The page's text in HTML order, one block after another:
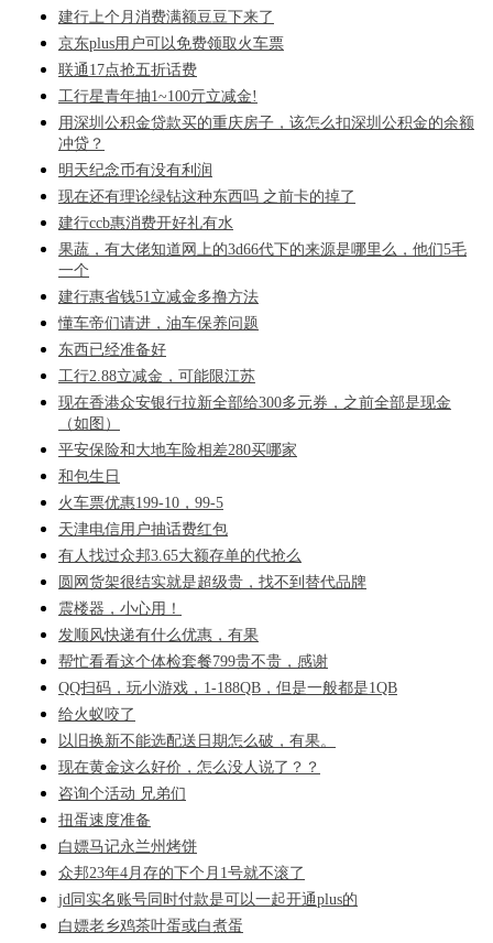
建行上个月消费满额豆豆下来了
京东plus用户可以免费领取火车票
联通17点抢五折话费
工行星青年抽1~100亓立减金!
用深圳公积金贷款买的重庆房子，该怎么扣深圳公积金的余额
冲贷？
明天纪念币有没有利润
现在还有理论绿钻这种东西吗 之前卡的掉了
建行ccb惠消费开好礼有水
果蔬，有大佬知道网上的3d66代下的来源是哪里么，他们5毛
一个
建行惠省钱51立减金多撸方法
懂车帝们请进，油车保养问题
东西已经准备好
工行2.88立减金，可能限江苏
现在香港众安银行拉新全部给300多元券，之前全部是现金
（如图）
平安保险和大地车险相差280买哪家
和包生日
火车票优惠199-10，99-5
天津电信用户抽话费红包
有人找过众邦3.65大额存单的代抢么
圆网货架很结实就是超级贵，找不到替代品牌
震楼器，小心用！
发顺风快递有什么优惠，有果
帮忙看看这个体检套餐799贵不贵，感谢
QQ扫码，玩小游戏，1-188QB，但是一般都是1QB
给火蚁咬了
以旧换新不能选配送日期怎么破，有果。
现在黄金这么好价，怎么没人说了？？
咨询个活动 兄弟们
扭蛋速度准备
白嫖马记永兰州烤饼
众邦23年4月存的下个月1号就不滚了
jd同实名账号同时付款是可以一起开通plus的
白嫖老乡鸡茶叶蛋或白煮蛋